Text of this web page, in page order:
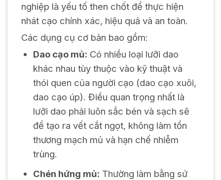
nghiệp là yếu tố then chốt để thực hiện
nhát cạo chính xác, hiệu quả và an toàn.
Các dụng cụ cơ bản bao gồm:
Dao cạo mủ: Có nhiều loại lưỡi dao
khác nhau tùy thuộc vào kỹ thuật và
thói quen của người cạo (dao cạo xuôi,
dao cạo úp). Điều quan trọng nhất là
lưỡi dao phải luôn sắc bén và sạch sẽ
để tạo ra vết cắt ngọt, không làm tổn
thương mạch mủ và hạn chế nhiễm
trùng.
Chén hứng mủ: Thường làm bằng sứ